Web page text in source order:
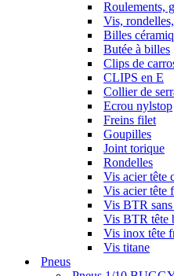
Roulements,
Vis,
Billes
Butée à billes
Clips de
CLIPS en E
Collier de
Ecrou nylstop
Freins filet
Goupilles
Joint torique
Rondelles
Vis acier tête
Vis acier tête
Vis BTR sans
Vis BTR tête
Vis inox tête
Vis titane
Pneus